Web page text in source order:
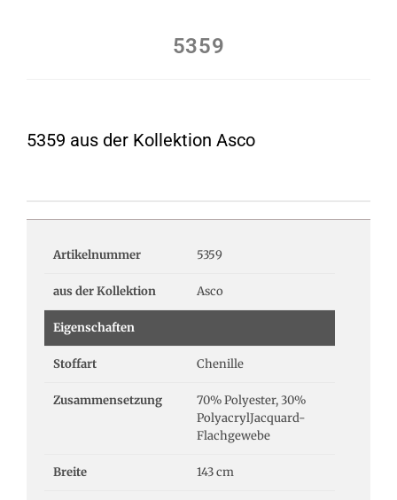
5359
5359 aus der Kollektion Asco
Artikelnummer 5359
aus der Kollektion Asco
Eigenschaften
Stoffart Chenille
Zusammensetzung
70% Polyester, 30%
PolyacrylJacquard-
Flachgewebe
Breite 143 cm